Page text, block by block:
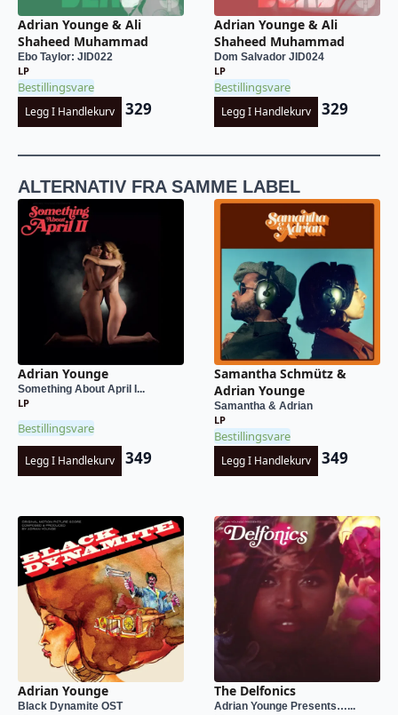
Adrian Younge & Ali
Shaheed Muhammad
Ebo Taylor: JID022
LP
Bestillingsvare
Legg I Handlekurv 329
Adrian Younge & Ali
Shaheed Muhammad
Dom Salvador JID024
LP
Bestillingsvare
Legg I Handlekurv 329
ALTERNATIV FRA SAMME LABEL
Adrian Younge
Something About April I...
LP
Bestillingsvare
Legg I Handlekurv 349
Samantha Schmütz &
Adrian Younge
Samantha & Adrian
LP
Bestillingsvare
Legg I Handlekurv 349
Adrian Younge
Black Dynamite OST
The Delfonics
Adrian Younge Presents…...